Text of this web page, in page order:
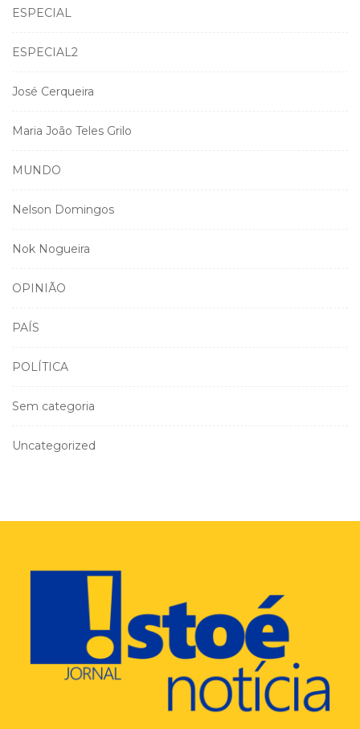
ESPECIAL
ESPECIAL2
José Cerqueira
Maria João Teles Grilo
MUNDO
Nelson Domingos
Nok Nogueira
OPINIÃO
PAÍS
POLÍTICA
Sem categoria
Uncategorized